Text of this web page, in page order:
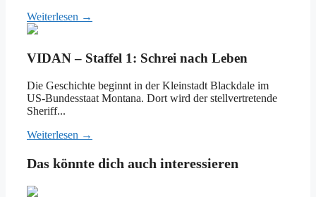
Weiterlesen →
VIDAN – Staffel 1: Schrei nach Leben
Die Geschichte beginnt in der Kleinstadt Blackdale im
US-Bundesstaat Montana. Dort wird der stellvertretende
Sheriff...
Weiterlesen →
Das könnte dich auch interessieren